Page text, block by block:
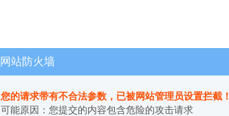
网站防火墙
您的请求带有不合法参数，已被网站管理员设置拦截！
可能原因：您提交的内容包含危险的攻击请求